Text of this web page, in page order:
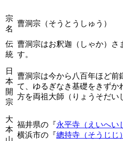
宗
名
曹洞宗（そうとうしゅう）
伝
統
曹洞宗はお釈迦（しゃか）さ
す。
日
本
開
宗
曹洞宗は今から八百年ほど前
て、ゆるぎなき基礎をきずか
方を両祖大師（りょうそだい
大
本
福井県の『永平寺（えいへい
横浜市の『總持寺（そうじじ）